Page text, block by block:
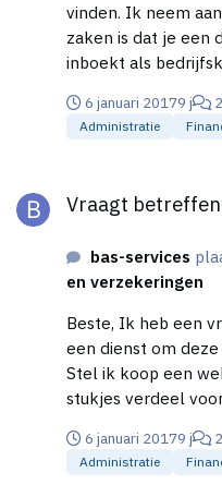
vinden. Ik neem
zaken is dat je een
inboekt als bedrijfskosten? ik kan
omzet
6 januari 20179 j
Administratie
Vraagt
bas-services
en verzekeringen
Beste, Ik heb een vraag omtrent het inkopen van
een dienst om
Stel ik koop een
stukjes verdeel
deze webdienst en
een stukje. Enerzijds heb ik dus een inkoopfactuur
6 januari 20179 j
Administratie